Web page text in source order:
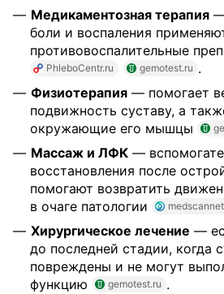
Медикаментозная терапия
боли и воспаления
противовоспалительные
PhleboCentr.ru gemotest.ru .
Физиотерапия — помогает
подвижность суставу, а
окружающие его мышцы
Массаж и ЛФК —
восстановления после
помогают возвратить
в очаге патологии
Хирургическое лечение —
до последней стадии, когда
повреждены и не могут
функцию
gemotest.ru .